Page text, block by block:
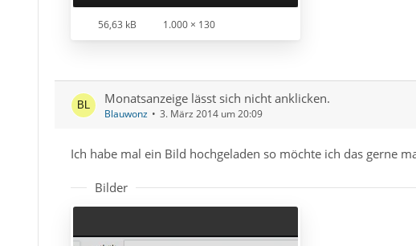
56,63 kB 1.000 × 130
Monatsanzeige lässt sich nicht anklicken.
Blauwonz 3. März 2014 um 20:09
Ich habe mal ein Bild hochgeladen so möchte ich das gerne
Bilder